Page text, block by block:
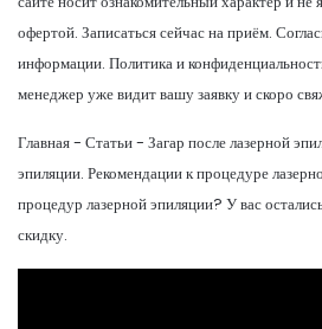
офертой. Записаться сейчас на приём.
информации. Политика и
менеджер уже видит вашу заявку и скоро
Главная - Статьи - Загар после лазерной
эпиляции. Рекомендации к процедуре
процедур лазерной эпиляции? У вас
скидку.